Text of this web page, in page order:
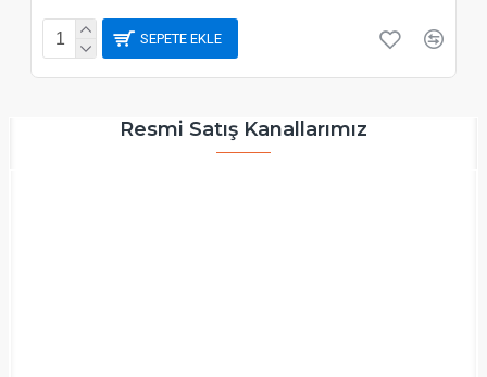
SEPETE EKLE
Resmi Satış Kanallarımız